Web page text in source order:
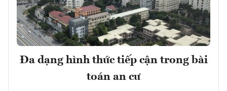
Đa dạng hình thức tiếp cận trong bài
toán an cư